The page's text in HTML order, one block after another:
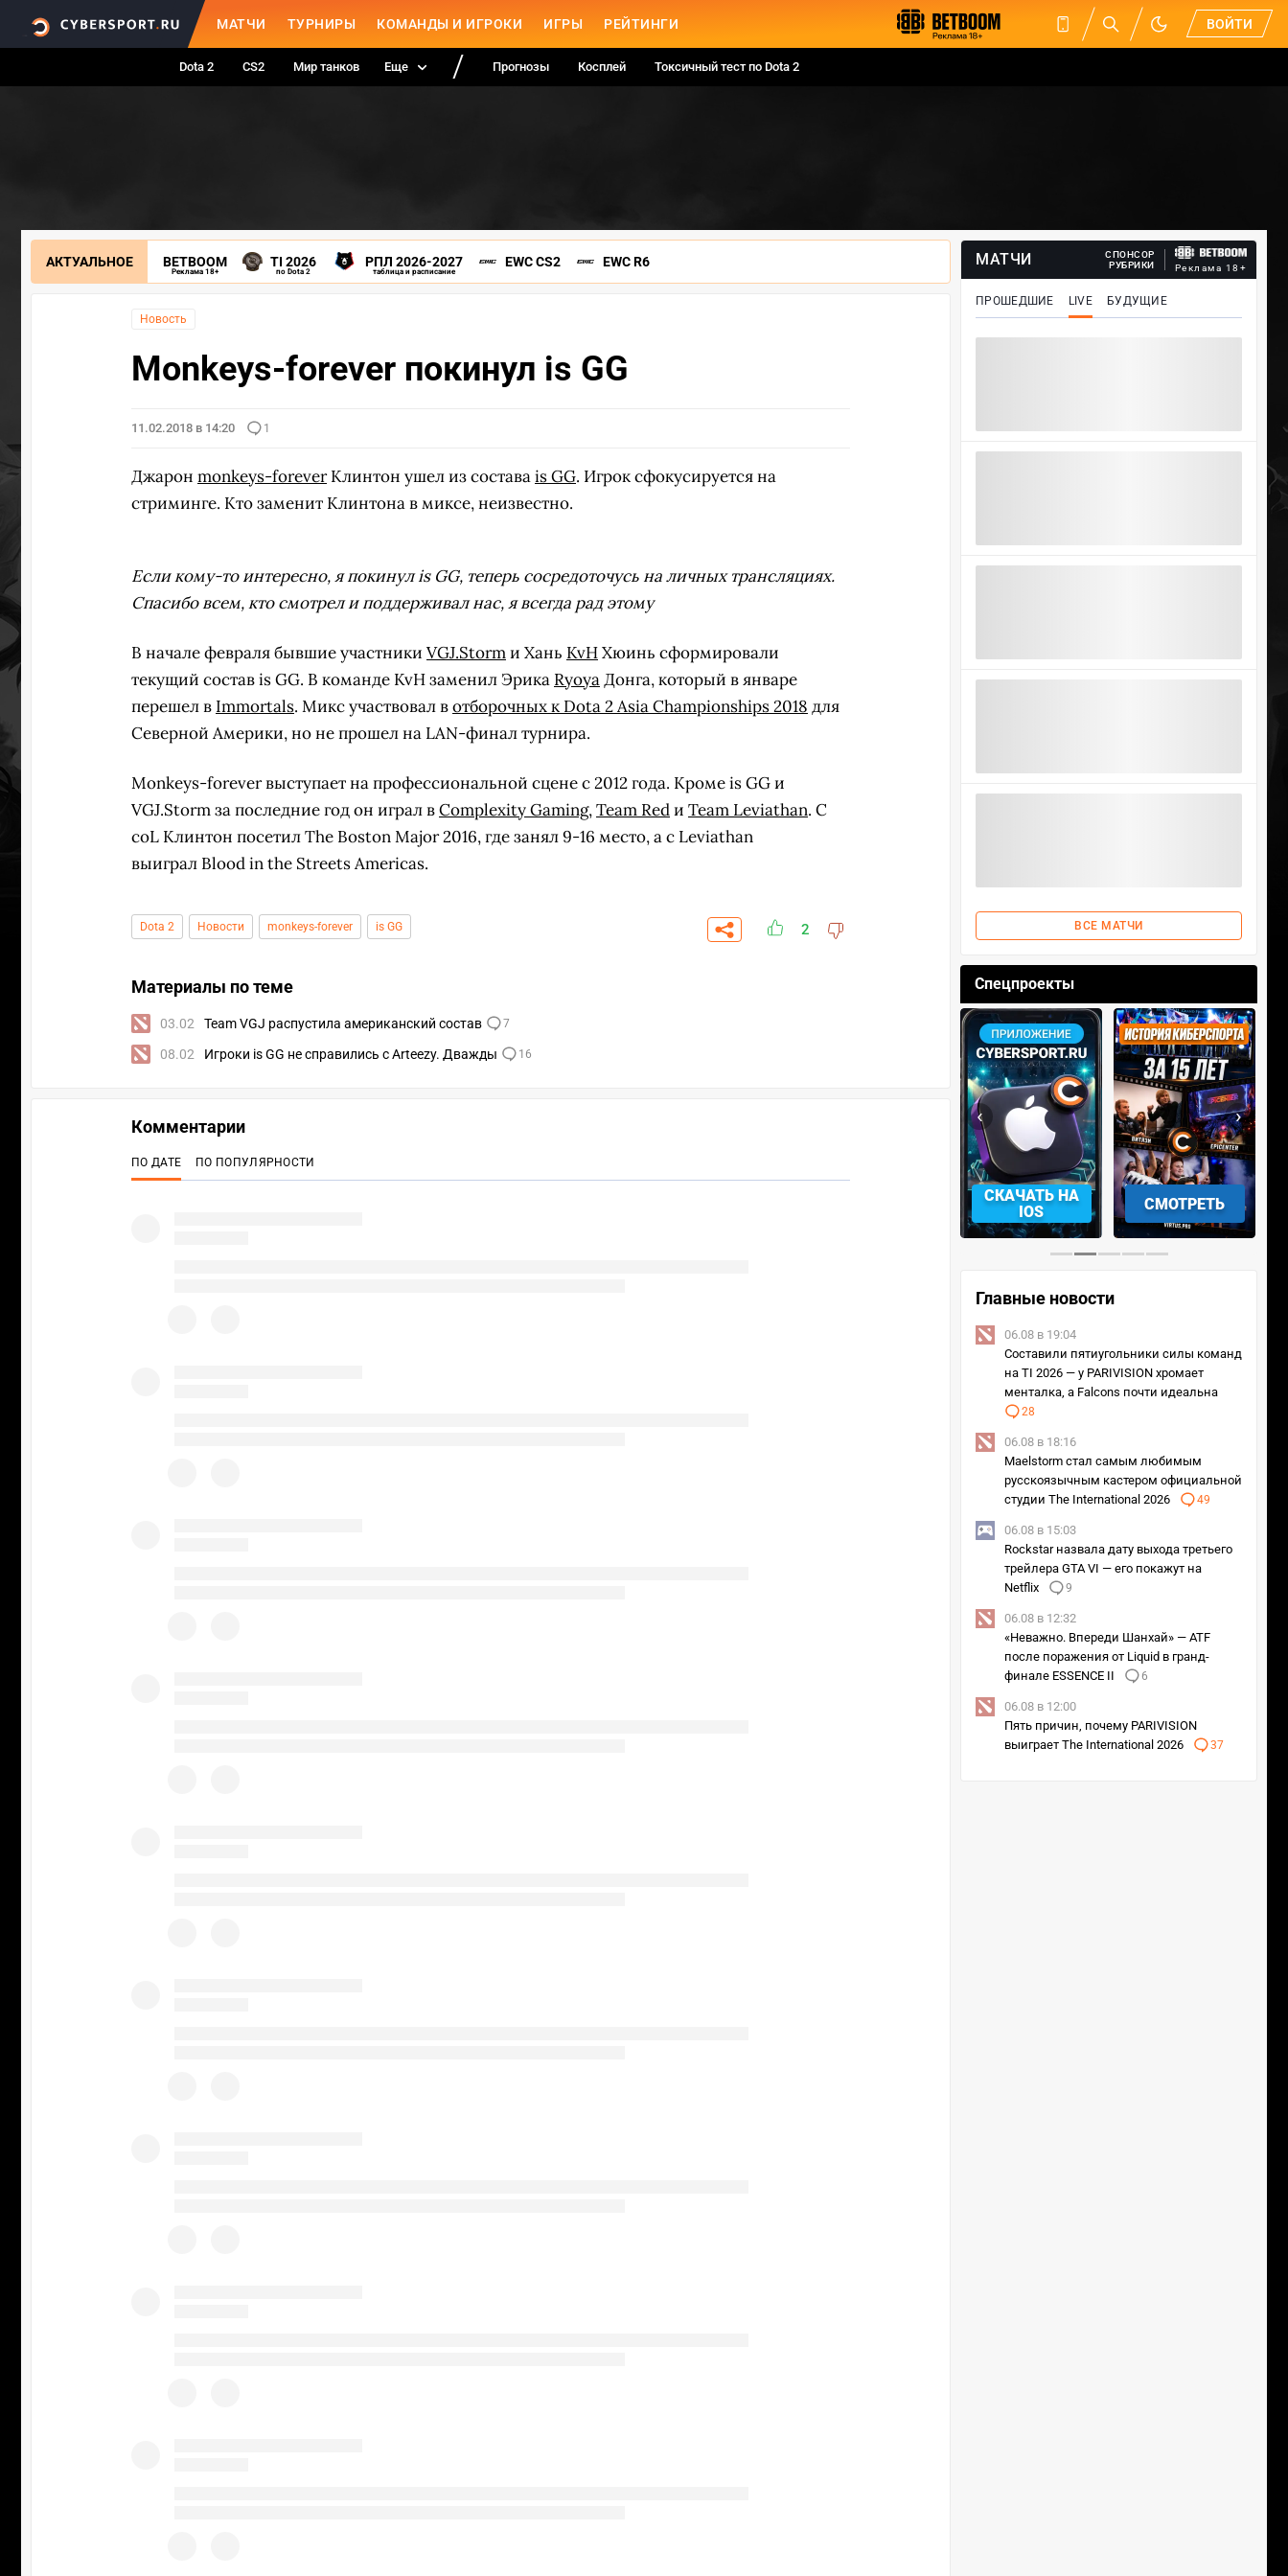
МАТЧИ ТУРНИРЫ КОМАНДЫ И ИГРОКИ ИГРЫ РЕЙТИНГИ ВОЙТИ
Dota 2 CS2 Мир танков Еще Прогнозы Косплей Токсичный тест по Dota 2
АКТУАЛЬНОЕ BETBOOM
Реклама 18+
TI 2026
по Dota 2
РПЛ 2026-2027
таблица и расписание
EWC CS2 EWC R6
Новость
Monkeys-forever покинул is GG
11.02.2018 в 14:20 1
Джарон monkeys-foreverКлинтон ушел из составаis GG. Игрок сфокусируется на
стриминге. Кто заменит Клинтона в миксе, неизвестно.
Если кому-то интересно, я покинул is GG, теперь сосредоточусь на личных трансляциях.
Спасибо всем, кто смотрел и поддерживал нас, я всегда рад этому
В начале февраля бывшие участники VGJ.Stormи Хань KvHХюинь сформировали
текущий состав is GG. В команде KvH заменил Эрика RyoyaДонга, который в январе
перешел в Immortals. Микс участвовал вотборочных к Dota 2 Asia Championships 2018 для
Северной Америки, но не прошел на LAN-финал турнира.
Monkeys-forever выступает на профессиональной сцене с 2012 года. Кроме is GG и
VGJ.Storm за последние год он играл вComplexity Gaming,Team Redи Team Leviathan. С
coL Клинтон посетил The Boston Major 2016, где занял 9-16 место, а с Leviathan
выиграл Blood in the Streets Americas.
Dota 2 Новости monkeys-forever is GG 2
Материалы по теме
03.02 Team VGJ распустила американский состав 7
08.02 Игроки is GG не справились с Arteezy. Дважды 16
МАТЧИ
СПОНСОР
РУБРИКИ
Реклама 18+
ПРОШЕДШИЕ LIVE БУДУЩИЕ
ВСЕ МАТЧИ
Спецпроекты
СМОТРЕТЬ УЧАСТВОВАТЬ
‹ ›
Главные новости
06.08 в 19:04
Составили пятиугольники силы команд
на TI 2026 — у PARIVISION хромает
менталка, а Falcons почти идеальна
28
06.08 в 18:16
Maelstorm стал самым любимым
русскоязычным кастером официальной
студии The International 2026
49
06.08 в 15:03
Rockstar назвала дату выхода третьего
трейлера GTA VI — его покажут на
Netflix
9
06.08 в 12:32
«Неважно. Впереди Шанхай» — ATF
после поражения от Liquid в гранд-
финале ESSENCE II
6
06.08 в 12:00
Пять причин, почему PARIVISION
выиграет The International 2026
37
Комментарии
ПО ДАТЕ ПО ПОПУЛЯРНОСТИ